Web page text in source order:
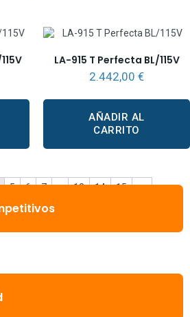
LA-915 T Perfecta BL/115V
2.442,00 €
AÑADIR AL
CARRITO
5 6 7 … 13 14 15 →